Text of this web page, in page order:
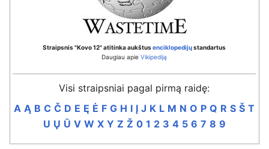
Straipsnis "Kovo 12" atitinka aukštusenciklopedijųstandartus
Daugiau apieVikipediją
Visi straipsniai pagal pirmą raidę:
A Ą B C Č D E Ę Ė F G H I Į J K L M N O P Q R S Š T
U Ų Ū V W X Y Z Ž 0 1 2 3 4 5 6 7 8 9